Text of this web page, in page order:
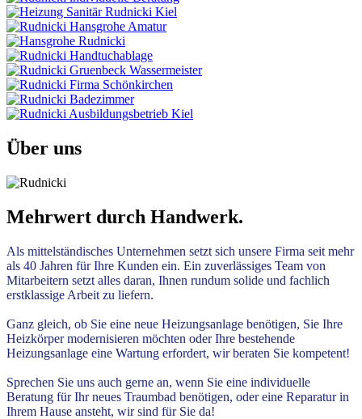
Über uns
Mehrwert durch Handwerk.
Als mittelständisches Unternehmen setzt sich unsere Firma seit mehr
als 40 Jahren für Ihre Kunden ein. Ein zuverlässiges Team von
Mitarbeitern setzt alles daran, Ihnen rundum solide und fachlich
erstklassige Arbeit zu liefern.
Ganz gleich, ob Sie eine neue Heizungsanlage benötigen, Sie Ihre
Heizkörper modernisieren möchten oder Ihre bestehende
Heizungsanlage eine Wartung erfordert, wir beraten Sie kompetent!
Sprechen Sie uns auch gerne an, wenn Sie eine individuelle
Beratung für Ihr neues Traumbad benötigen, oder eine Reparatur in
Ihrem Hause ansteht, wir sind für Sie da!